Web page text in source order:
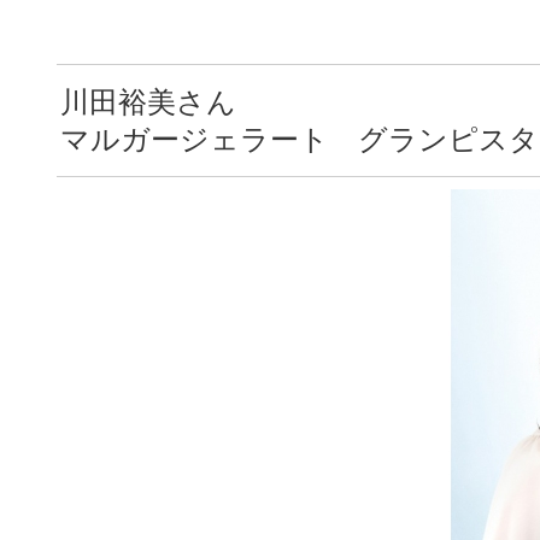
川田裕美さん
マルガージェラート グランピス